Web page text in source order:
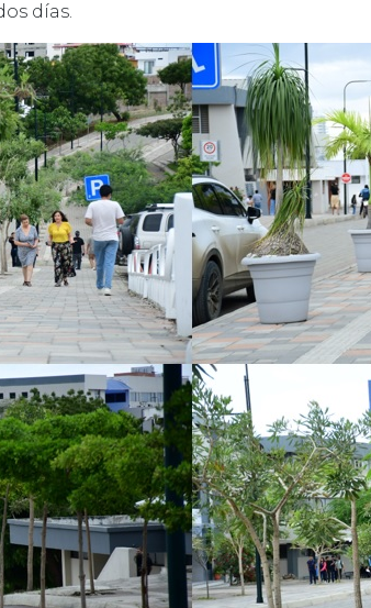
días.